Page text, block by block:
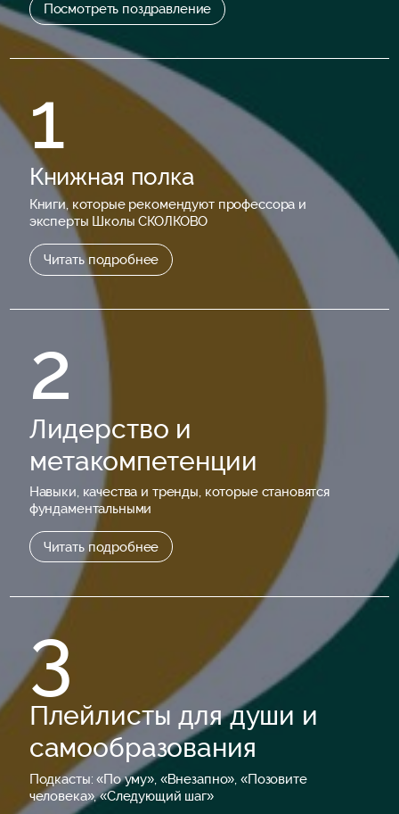
Посмотреть поздравление
1
Книжная полка
Книги, которые рекомендуют профессора и
эксперты Школы СКОЛКОВО
Читать подробнее
2
Лидерство и
метакомпетенции
Навыки, качества и тренды, которые становятся
фундаментальными
Читать подробнее
3
Плейлисты для души и
самообразования
Подкасты: «По уму», «Внезапно», «Позовите
человека», «Следующий шаг»